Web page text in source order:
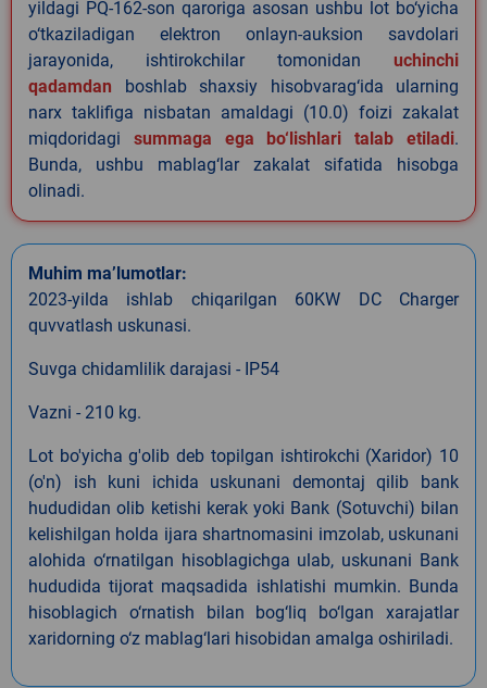
yildagi PQ-162-son qaroriga asosan ushbu lot bo‘yicha
o‘tkaziladigan elektron onlayn-auksion savdolari
jarayonida, ishtirokchilar tomonidan uchinchi
qadamdan boshlab shaxsiy hisobvarag‘ida ularning
narx taklifiga nisbatan amaldagi (10.0) foizi zakalat
miqdoridagi summaga ega bo‘lishlari talab etiladi.
Bunda, ushbu mablag‘lar zakalat sifatida hisobga
olinadi.
Muhim ma’lumotlar:
2023-yilda ishlab chiqarilgan 60KW DC Charger
quvvatlash uskunasi.
Suvga chidamlilik darajasi - IP54
Vazni - 210 kg.
Lot bo'yicha g'olib deb topilgan ishtirokchi (Xaridor) 10
(o'n) ish kuni ichida uskunani demontaj qilib bank
hududidan olib ketishi kerak yoki Bank (Sotuvchi) bilan
kelishilgan holda ijara shartnomasini imzolab, uskunani
alohida о‘rnatilgan hisoblagichga ulab, uskunani Bank
hududida tijorat maqsadida ishlatishi mumkin. Bunda
hisoblagich о‘rnatish bilan bog‘liq bо‘lgan xarajatlar
xaridorning о‘z mablag‘lari hisobidan amalga oshiriladi.